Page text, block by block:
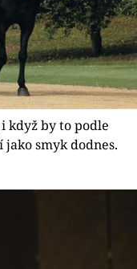
když by to podle
smyk dodnes.